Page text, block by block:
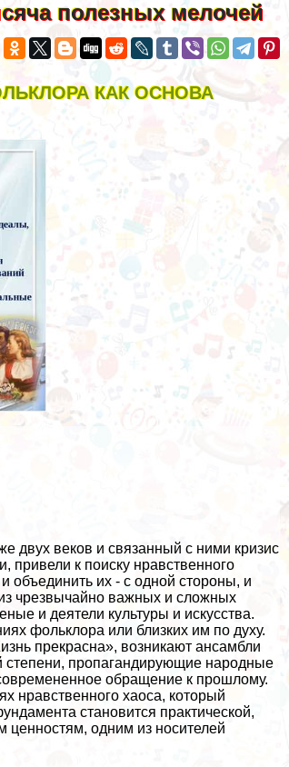
полезных мелочей
КАК ОСНОВА
двух веков и связанный с ними кризис
привели к поиску нравственного
объединить их - с одной стороны, и
чрезвычайно важных и сложных
и деятели культуры и искусства.
фольклора или близких им по духу.
прекрасна», возникают ансамбли
степени, пропагандирующие народные
обращение к прошлому.
нравственного хаоса, который
становится пpaктической,
ценностям, одним из носителей